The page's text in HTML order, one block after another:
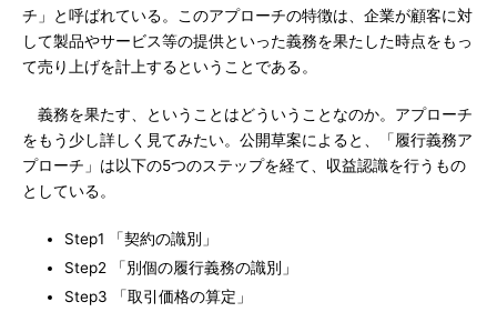
チ」と呼ばれている。このアプローチの特徴は、企業が顧客に対
して製品やサービス等の提供といった義務を果たした時点をもっ
て売り上げを計上するということである。
義務を果たす、ということはどういうことなのか。アプローチ
をもう少し詳しく見てみたい。公開草案によると、「履行義務ア
プローチ」は以下の5つのステップを経て、収益認識を行うもの
としている。
Step1 「契約の識別」
Step2 「別個の履行義務の識別」
Step3 「取引価格の算定」